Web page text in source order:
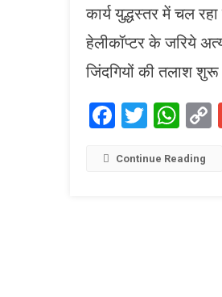
कार्य युद्धस्तर में चल
हेलीकॉप्टर के जरिये
जिंदगियों की तलाश
Facebook
Continue Reading